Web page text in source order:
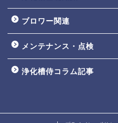
ブロワー関連
メンテナンス・点検
浄化槽侍コラム記事